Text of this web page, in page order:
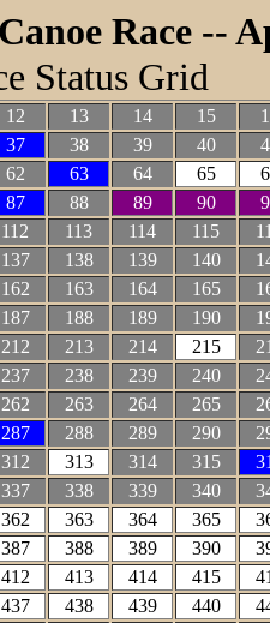
Race --
Status Grid
12 13 14 15
37 38 39 40
62 63 64 65
87 88 89 90
112 113 114 115
137 138 139 140
162 163 164 165
187 188 189 190
212 213 214 215
237 238 239 240
262 263 264 265
287 288 289 290
312 313 314 315
337 338 339 340
362 363 364 365
387 388 389 390
412 413 414 415
437 438 439 440